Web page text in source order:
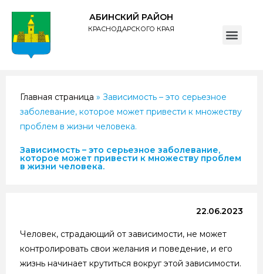
АБИНСКИЙ РАЙОН
КРАСНОДАРСКОГО КРАЯ
Главная страница » Зависимость – это серьезное
заболевание, которое может привести к множеству
проблем в жизни человека.
Зависимость – это серьезное заболевание,
которое может привести к множеству проблем
в жизни человека.
22.06.2023
Человек, страдающий от зависимости, не может
контролировать свои желания и поведение, и его
жизнь начинает крутиться вокруг этой зависимости.